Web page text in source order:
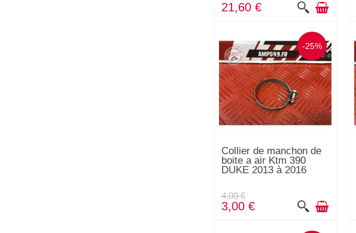
21,60 €
-25%
Collier de manchon de
boite a air Ktm 390
DUKE 2013 à 2016
4,00 €
3,00 €